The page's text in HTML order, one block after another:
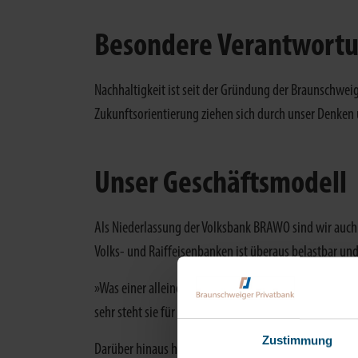
Zustimmung
Besondere
Nachhaltigkeit ist seit der Gründung der
Zukunftsorientierung ziehen sich durch unser Denken
Unser Geschäftsmodell
Als Niederlassung der Volksbank BRAWO sind wir
Volks- und Raiffeisenbanken ist überaus belastbar
»Was einer alleine nicht schafft, das schaffen viele«,
sehr steht sie für eine herausragende Eigenschaft der
Darüber hinaus hat unsere Muttergesellschaft, die